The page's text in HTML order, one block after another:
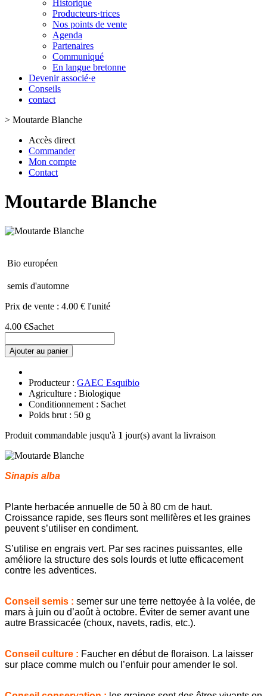
Historique
Producteurs·trices
Nos points de vente
Agenda
Partenaires
Communiqué
En langue bretonne
Devenir associé·e
Conseils
contact
> Moutarde Blanche
Accès direct
Commander
Mon compte
Contact
Moutarde Blanche
Bio européen
semis d'automne
Prix de vente : 4.00 € l'unité
4.00 €Sachet
Ajouter au panier
Producteur : GAEC Esquibio
Agriculture : Biologique
Conditionnement : Sachet
Poids brut : 50 g
Produit commandable jusqu'à 1 jour(s) avant la livraison
Sinapis alba
Plante herbacée annuelle de 50 à 80 cm de haut.
Croissance rapide, ses fleurs sont mellifères et les graines
peuvent s’utiliser en condiment.
S’utilise en engrais vert. Par ses racines puissantes, elle
améliore la structure des sols lourds et lutte efficacement
contre les adventices.
Conseil semis : semer sur une terre nettoyée à la volée, de
mars à juin ou d’août à octobre. Éviter de semer avant une
autre Brassicacée (choux, navets, radis, etc.).
Conseil culture : Faucher en début de floraison. La laisser
sur place comme mulch ou l’enfuir pour amender le sol.